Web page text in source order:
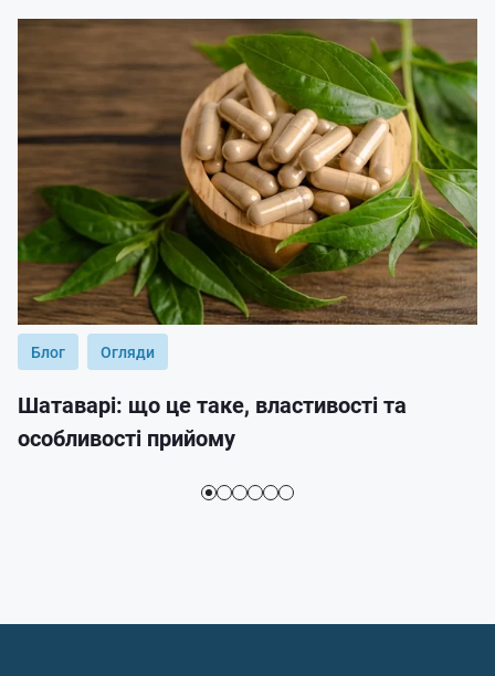
Блог Огляди
Шатаварі: що це таке, властивості та
особливості прийому